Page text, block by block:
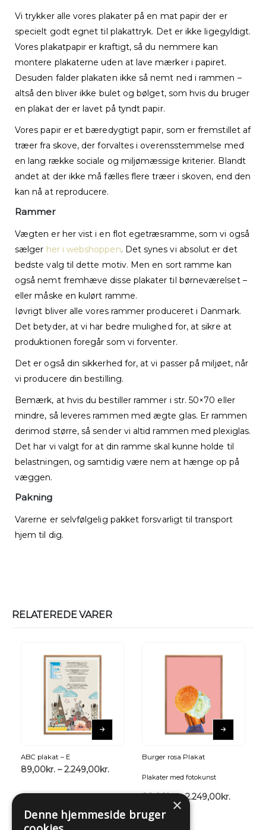
Vi trykker alle vores plakater på en mat papir der er
specielt godt egnet til plakattryk. Det er ikke ligegyldigt.
Vores plakatpapir er kraftigt, så du nemmere kan
montere plakaterne uden at lave mærker i papiret.
Desuden falder plakaten ikke så nemt ned i rammen –
altså den bliver ikke bulet og bølget, som hvis du bruger
en plakat der er lavet på tyndt papir.
Vores papir er et bæredygtigt papir, som er fremstillet af
træer fra skove, der forvaltes i overensstemmelse med
en lang række sociale og miljømæssige kriterier. Blandt
andet at der ikke må fælles flere træer i skoven, end den
kan nå at reproducere.
Rammer
Vægten er her vist i en flot egetræsramme, som vi også
sælger her i webshoppen. Det synes vi absolut er det
bedste valg til dette motiv. Men en sort ramme kan
også nemt fremhæve disse plakater til børneværelset –
eller måske en kulørt ramme.
Iøvrigt bliver alle vores rammer produceret i Danmark.
Det betyder, at vi har bedre mulighed for, at sikre at
produktionen foregår som vi forventer.
Det er også din sikkerhed for, at vi passer på miljøet, når
vi producere din bestilling.
Bemærk, at hvis du bestiller rammer i str. 50×70 eller
mindre, så leveres rammen med ægte glas. Er rammen
derimod større, så sender vi altid rammen med plexiglas.
Det har vi valgt for at din ramme skal kunne holde til
belastningen, og samtidig være nem at hænge op på
væggen.
Pakning
Varerne er selvfølgelig pakket forsvarligt til transport
hjem til dig.
RELATEREDE VARER
ABC plakat – E
89,00kr. – 2.249,00kr.
Burger rosa Plakat
Plakater med fotokunst
89,00kr. – 2.249,00kr.
×
Denne hjemmeside bruger